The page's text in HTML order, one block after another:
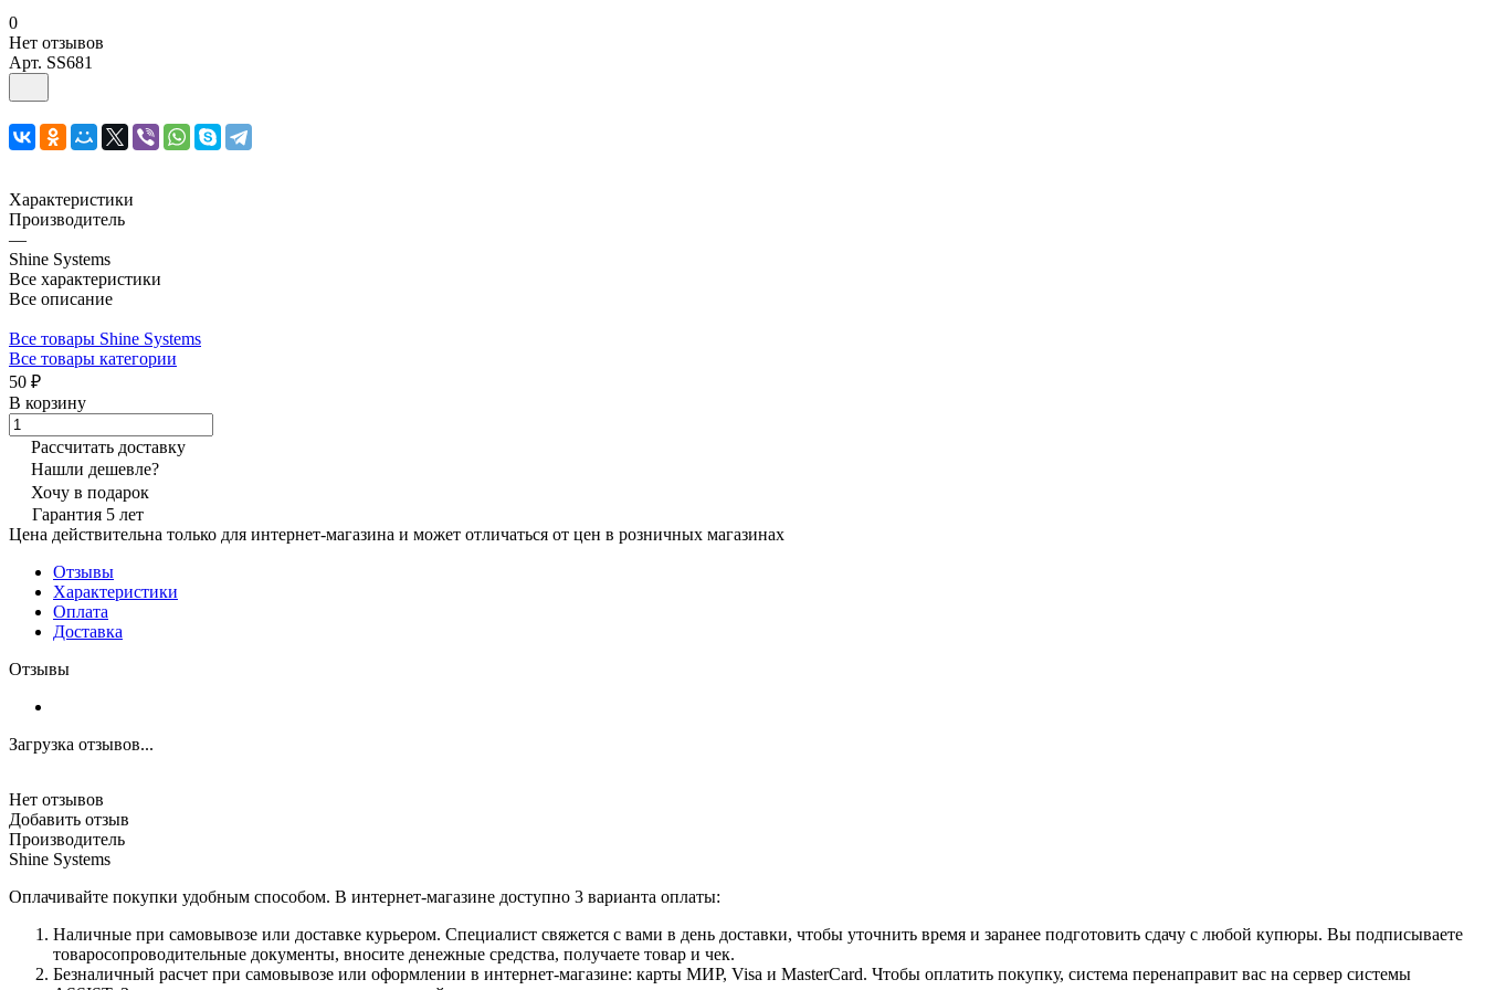
0
Нет отзывов
Арт. SS681
Характеристики
Производитель
—
Shine Systems
Все характеристики
Все описание
Все товары Shine Systems
Все товары категории
50 ₽
В корзину
Рассчитать доставку
Нашли дешевле?
Хочу в подарок
Гарантия 5 лет
Цена действительна только для интернет-магазина и может отличаться от цен в розничных магазинах
Отзывы
Характеристики
Оплата
Доставка
Отзывы
Загрузка отзывов...
Нет отзывов
Добавить отзыв
Производитель
Shine Systems
Оплачивайте покупки удобным способом. В интернет-магазине доступно 3 варианта оплаты:
Наличные при самовывозе или доставке курьером. Специалист свяжется с вами в день доставки, чтобы уточнить время и заранее подготовить сдачу с любой купюры. Вы подписываете
товаросопроводительные документы, вносите денежные средства, получаете товар и чек.
Безналичный расчет при самовывозе или оформлении в интернет-магазине: карты МИР, Visa и MasterCard. Чтобы оплатить покупку, система перенаправит вас на сервер системы